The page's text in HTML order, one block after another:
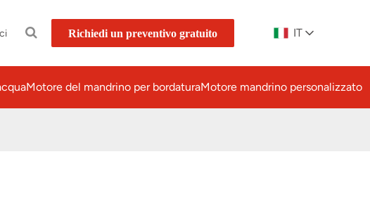
Richiedi un preventivo gratuito IT
Motore del mandrino per bordaturaMotore mandrino personalizzato